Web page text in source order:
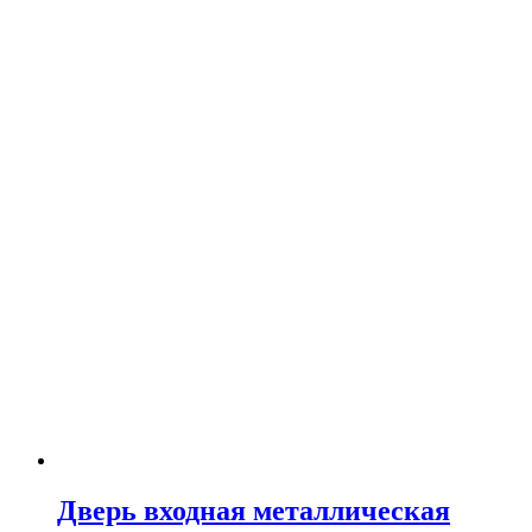
Дверь входная металлическая